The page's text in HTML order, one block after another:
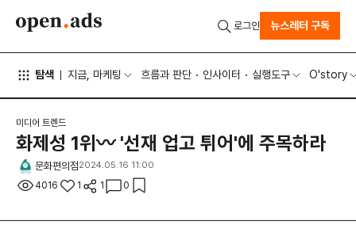
탐색 지금, 마케팅 흐름과 판단 인사이터 실행도구 O'story
로그인 뉴스레터 구독
미디어 트렌드
화제성 1위〰 '선재 업고 튀어'에 주목하라
문화편의점2024.05.16 11:00
4016 1 1 0